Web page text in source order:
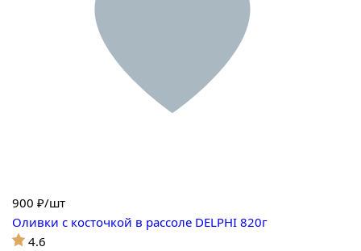
900 ₽/шт
Оливки с косточкой в рассоле DELPHI 820г
4.6